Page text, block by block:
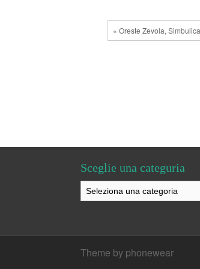
« Oreste Zevola,
Sceglie una categuria
Sceglie
una
Theme by phonewear